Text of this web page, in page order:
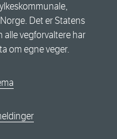
Det er Statens
alle vegforvaltere har
om egne veger.